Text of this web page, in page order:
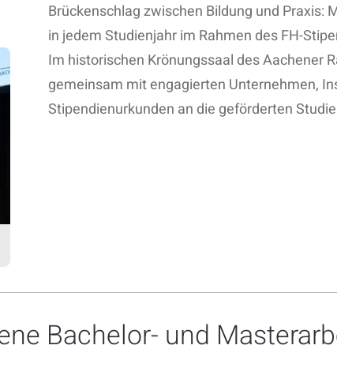
Brückenschlag zwischen Bildung und Praxis:
in jedem Studienjahr im Rahmen des FH-
Im historischen Krönungssaal des Aachener
gemeinsam mit engagierten Unternehmen,
Stipendienurkunden an die geförderten
Bachelor- und